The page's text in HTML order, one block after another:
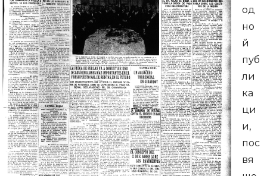
од
но
й
пуб
ли
ка
ци
и,
пос
вя